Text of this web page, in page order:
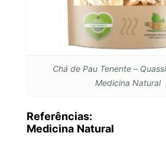
Chá de Pau Tenente –
Medicina Natural
Referências:
Medicina Natural